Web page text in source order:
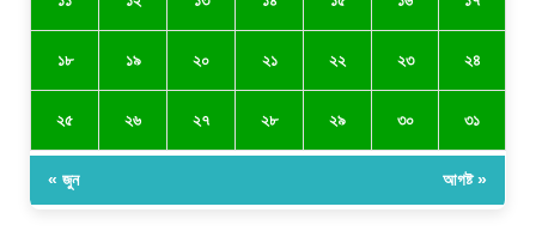
১৮ ১৯ ২০ ২১ ২২ ২৩ ২৪
২৫ ২৬ ২৭ ২৮ ২৯ ৩০ ৩১
« জুন আগষ্ট »